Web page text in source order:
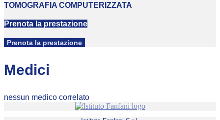
TOMOGRAFIA COMPUTERIZZATA
Prenota la prestazione
Prenota la prestazione
Medici
nessun medico correlato